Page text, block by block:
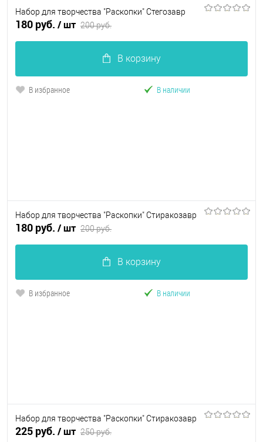
Набор для творчества "Раскопки" Стегозавр
180 руб. / шт 200 руб.
В корзину
В избранное В наличии
Набор для творчества "Раскопки" Стиракозавр
180 руб. / шт 200 руб.
В корзину
В избранное В наличии
Набор для творчества "Раскопки" Стиракозавр
225 руб. / шт 250 руб.